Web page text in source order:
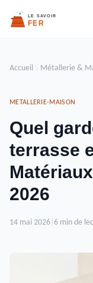
Accueil Métallerie &
METALLERIE-MAISON
Quel
terrasse
2026
14 mai 2026 6 min de